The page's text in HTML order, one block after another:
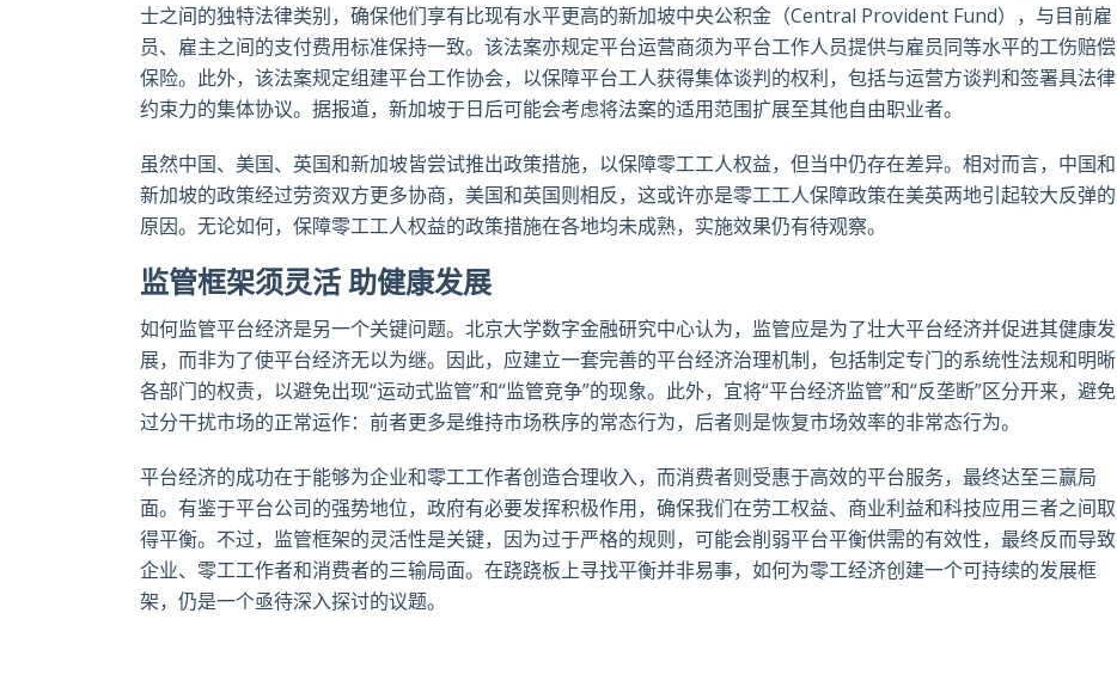
士之间的独特法律类别，确保他们享有比现有水平更高的新加坡中央公积金（Central Provident Fund），与目前雇
员、雇主之间的支付费用标准保持一致。该法案亦规定平台运营商须为平台工作人员提供与雇员同等水平的工伤赔偿
保险。此外，该法案规定组建平台工作协会，以保障平台工人获得集体谈判的权利，包括与运营方谈判和签署具法律
约束力的集体协议。据报道，新加坡于日后可能会考虑将法案的适用范围扩展至其他自由职业者。
虽然中国、美国、英国和新加坡皆尝试推出政策措施，以保障零工工人权益，但当中仍存在差异。相对而言，中国和
新加坡的政策经过劳资双方更多协商，美国和英国则相反，这或许亦是零工工人保障政策在美英两地引起较大反弹的
原因。无论如何，保障零工工人权益的政策措施在各地均未成熟，实施效果仍有待观察。
监管框架须灵活 助健康发展
如何监管平台经济是另一个关键问题。北京大学数字金融研究中心认为，监管应是为了壮大平台经济并促进其健康发
展，而非为了使平台经济无以为继。因此，应建立一套完善的平台经济治理机制，包括制定专门的系统性法规和明晰
各部门的权责，以避免出现“运动式监管”和“监管竞争”的现象。此外，宜将“平台经济监管”和“反垄断”区分开来，避免
过分干扰市场的正常运作：前者更多是维持市场秩序的常态行为，后者则是恢复市场效率的非常态行为。
平台经济的成功在于能够为企业和零工工作者创造合理收入，而消费者则受惠于高效的平台服务，最终达至三赢局
面。有鉴于平台公司的强势地位，政府有必要发挥积极作用，确保我们在劳工权益、商业利益和科技应用三者之间取
得平衡。不过，监管框架的灵活性是关键，因为过于严格的规则，可能会削弱平台平衡供需的有效性，最终反而导致
企业、零工工作者和消费者的三输局面。在跷跷板上寻找平衡并非易事，如何为零工经济创建一个可持续的发展框
架，仍是一个亟待深入探讨的议题。